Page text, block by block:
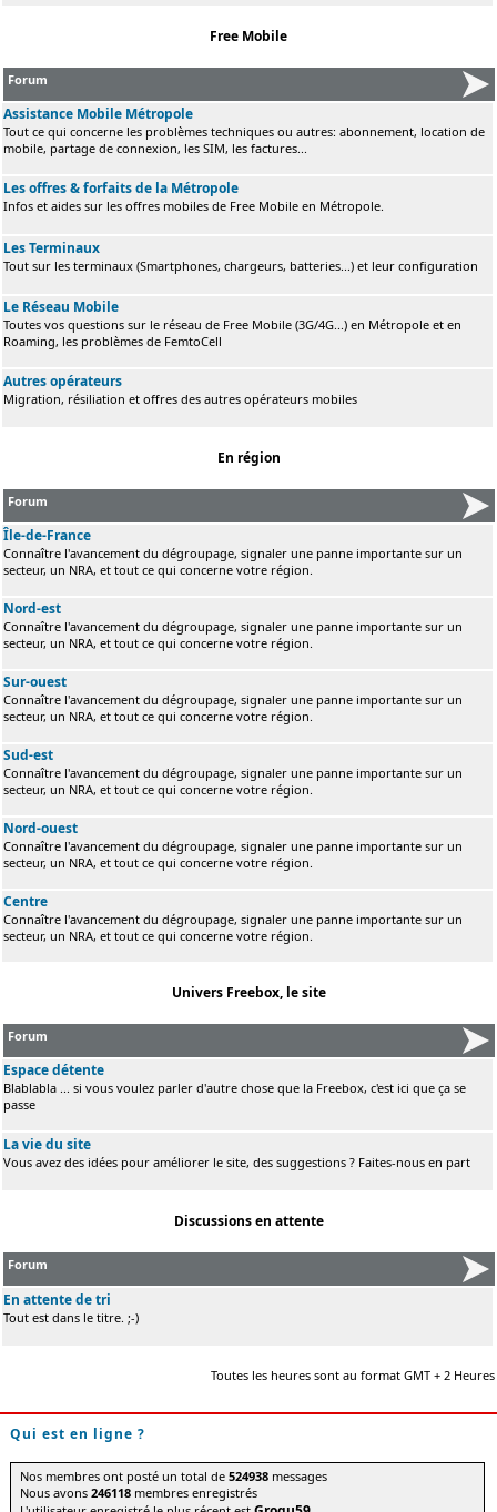
Free Mobile
Forum
Assistance Mobile Métropole
Tout ce qui concerne les problèmes techniques ou autres: abonnement, location de
mobile, partage de connexion, les SIM, les factures...
Les offres & forfaits de la Métropole
Infos et aides sur les offres mobiles de Free Mobile en Métropole.
Les Terminaux
Tout sur les terminaux (Smartphones, chargeurs, batteries...) et leur configuration
Le Réseau Mobile
Toutes vos questions sur le réseau de Free Mobile (3G/4G...) en Métropole et en
Roaming, les problèmes de FemtoCell
Autres opérateurs
Migration, résiliation et offres des autres opérateurs mobiles
En région
Forum
Île-de-France
Connaître l'avancement du dégroupage, signaler une panne importante sur un
secteur, un NRA, et tout ce qui concerne votre région.
Nord-est
Connaître l'avancement du dégroupage, signaler une panne importante sur un
secteur, un NRA, et tout ce qui concerne votre région.
Sur-ouest
Connaître l'avancement du dégroupage, signaler une panne importante sur un
secteur, un NRA, et tout ce qui concerne votre région.
Sud-est
Connaître l'avancement du dégroupage, signaler une panne importante sur un
secteur, un NRA, et tout ce qui concerne votre région.
Nord-ouest
Connaître l'avancement du dégroupage, signaler une panne importante sur un
secteur, un NRA, et tout ce qui concerne votre région.
Centre
Connaître l'avancement du dégroupage, signaler une panne importante sur un
secteur, un NRA, et tout ce qui concerne votre région.
Univers Freebox, le site
Forum
Espace détente
Blablabla ... si vous voulez parler d'autre chose que la Freebox, c'est ici que ça se
passe
La vie du site
Vous avez des idées pour améliorer le site, des suggestions ? Faites-nous en part
Discussions en attente
Forum
En attente de tri
Tout est dans le titre. ;-)
Toutes les heures sont au format GMT + 2 Heures
Qui est en ligne ?
Nos membres ont posté un total de524938 messages
Nous avons246118 membres enregistrés